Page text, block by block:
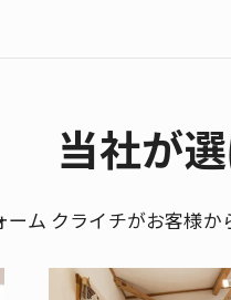
当社が
ーム クライチがお客様